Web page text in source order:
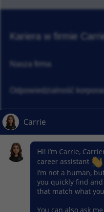
Kariera w firmie
Nasza firma
Odpowiedzialność
Aktualności
Nasze segmenty
© 2026 Carrier. Carrier.